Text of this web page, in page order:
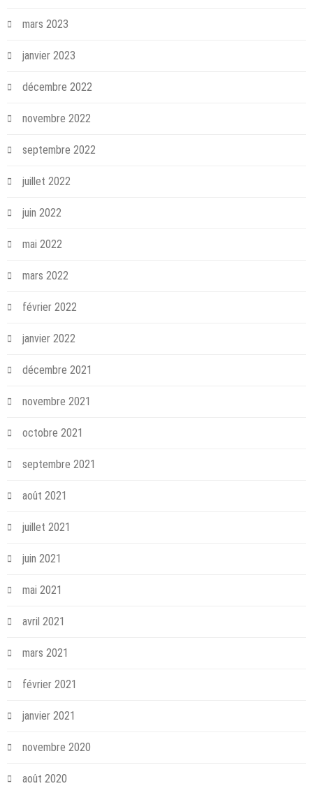
mars 2023
janvier 2023
décembre 2022
novembre 2022
septembre 2022
juillet 2022
juin 2022
mai 2022
mars 2022
février 2022
janvier 2022
décembre 2021
novembre 2021
octobre 2021
septembre 2021
août 2021
juillet 2021
juin 2021
mai 2021
avril 2021
mars 2021
février 2021
janvier 2021
novembre 2020
août 2020